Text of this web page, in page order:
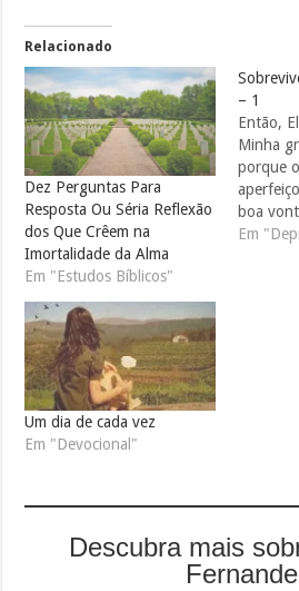
Relacionado
Dez Perguntas Para
Resposta Ou Séria Reflexão
dos Que Crêem na
Imortalidade da Alma
Em "Estudos Bíblicos"
– 1
Então,
Minha
porque
boa
gloriarei
Em
Um dia de cada vez
Em "Devocional"
Descubra mais